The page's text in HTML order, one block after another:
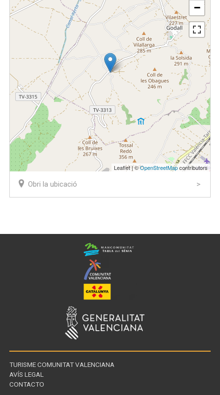
−
Leaflet | ©OpenStreetMapcontributors
Obri la ubicació
TURISME COMUNITAT VALENCIANA
AVÍS LEGAL
CONTACTO